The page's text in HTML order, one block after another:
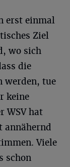
erst einmal
Ziel
wo sich
die
werden, tue
keine
WSV hat
annähernd
Viele
schon